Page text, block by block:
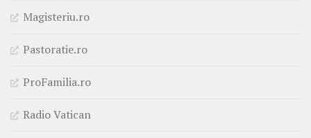
Magisteriu.ro
Pastoratie.ro
ProFamilia.ro
Radio Vatican